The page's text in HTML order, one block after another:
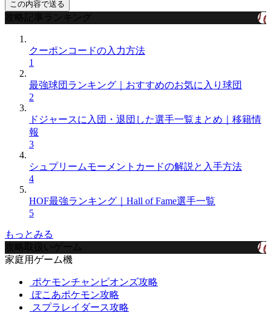
攻略記事ランキング
クーポンコードの入力方法
1
最強球団ランキング｜おすすめのお気に入り球団
2
ドジャースに入団・退団した選手一覧まとめ｜移籍情
報
3
シュプリームモーメントカードの解説と入手方法
4
HOF最強ランキング｜Hall of Fame選手一覧
5
もっとみる
攻略取扱いゲーム
家庭用ゲーム機
ポケモンチャンピオンズ攻略
ぽこあポケモン攻略
スプラレイダース攻略